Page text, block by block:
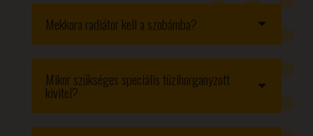
Mekkora radiátor kell a szobámba?
Mikor szükséges speciális tüzihorganyzott
kivitel?